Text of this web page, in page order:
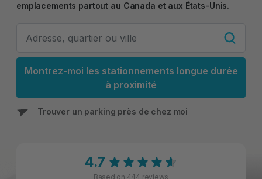
emplacements partout au Canada et aux États-Unis.
Montrez-moi les stationnements longue durée
à proximité
Trouver un parking près de chez moi
4.7
Based on 444 reviews